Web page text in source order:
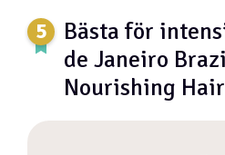
Bästa för
de Janeiro
Nourishing